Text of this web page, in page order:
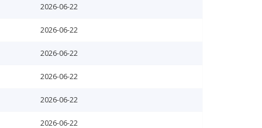
2026-06-22
2026-06-22
2026-06-22
2026-06-22
2026-06-22
2026-06-22